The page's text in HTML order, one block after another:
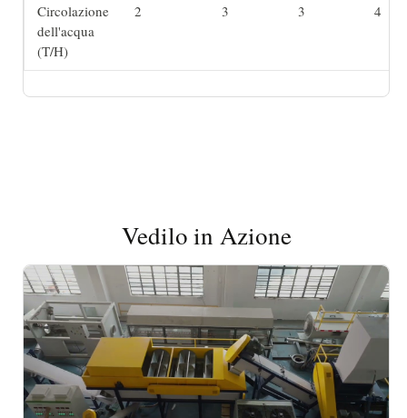
Circolazione
dell'acqua
(T/H)
2 3 3 4
Vedilo in Azione